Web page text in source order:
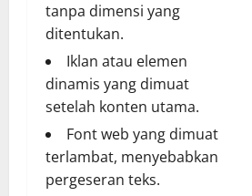
tanpa dimensi yang
ditentukan.
Iklan atau elemen
dinamis yang dimuat
setelah konten utama.
Font web yang dimuat
terlambat, menyebabkan
pergeseran teks.